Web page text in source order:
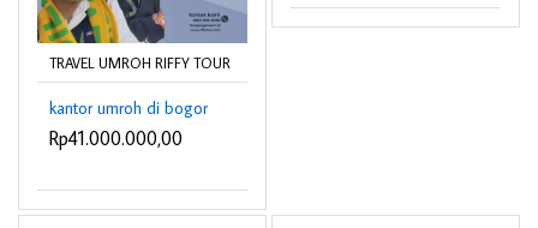
TRAVEL UMROH RIFFY TOUR
kantor umroh di bogor
Rp41.000.000,00